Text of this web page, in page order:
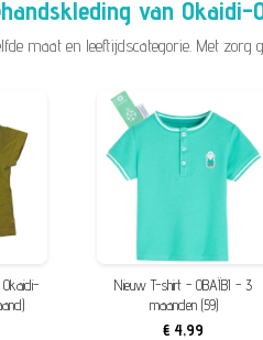
van Okaidi-
maat en leeftijdscategorie. Met zorg
Nieuw T-shirt - OBAÏBI - 3
maanden (59)
€ 4,99